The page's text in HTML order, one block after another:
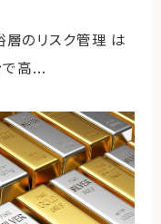
層のリスク管理 は
で高...